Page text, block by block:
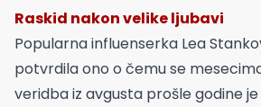
Raskid nakon velike ljubavi
Popularna influenserka Lea
potvrdila ono o čemu se
veridba iz avgusta prošle godine